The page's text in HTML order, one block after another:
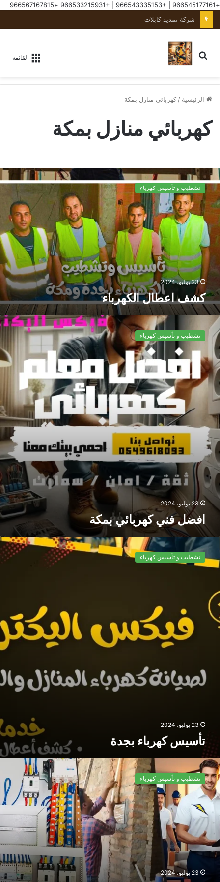
+966545177161
+966543335153
+966533215931
+966567167815
كهربائي منازل بجدة
القائمة
الرئيسية / كهربائي منازل بمكة
كهربائي منازل بمكة
تشطيب و تأسيس كهرباء
23 يوليو، 2024
كشف اعطال الكهرباء
تشطيب و تأسيس كهرباء
23 يوليو، 2024
افضل فني كهربائي بمكة
تشطيب و تأسيس كهرباء
23 يوليو، 2024
تأسيس كهرباء بجدة
تشطيب و تأسيس كهرباء
23 يوليو، 2024